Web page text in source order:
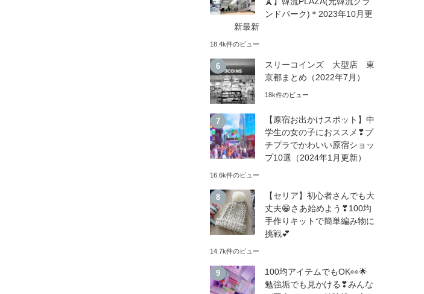
ンドパーク)＊2023年10月更
新最新
18.4k件のビュー
スリーコインズ 大型店 東
京都まとめ（2022年7月）
18k件のビュー
【原宿お出かけスポット】中
学生の女の子におススメ❣プ
チプラでかわいい原宿ショッ
プ10選（2024年1月更新）
16.6k件のビュー
【セリア】初心者さんでも大
丈夫😁さあ始めよう❣100均
手作りキットで簡単編み物に
挑戦💕
14.7k件のビュー
100均アイテムでもOK👀🌟
勉強垢でも見かける❣みんな